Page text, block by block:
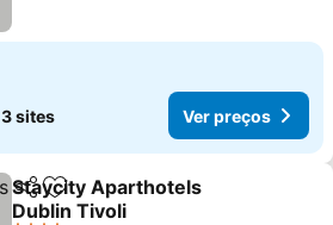
3 sites Ver preços
PartilharAdicionar aos favoritos
Staycity Aparthotels
Dublin Tivoli